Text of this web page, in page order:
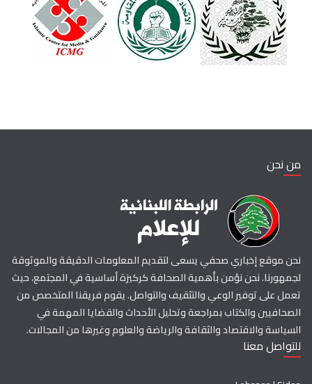
من نحن
نحن موقع إخباري صحفي يسعى لتقديم المعلومات الدقيقة والموثوقة
لجمهورنا. نحن نؤمن بأهمية الصحافة كركيزة أساسية في المجتمع، حيث
تعمل على توفير الوعي والتثقيف والتواصل. يقوم فريقنا المتخصص من
الصحافيين والكتاب بمراجعة وتحليل الأحداث والقضايا المهمة في
السياسة والاقتصاد والثقافة والرياضة والعلوم وغيرها من المجالات.
للتواصل معنا